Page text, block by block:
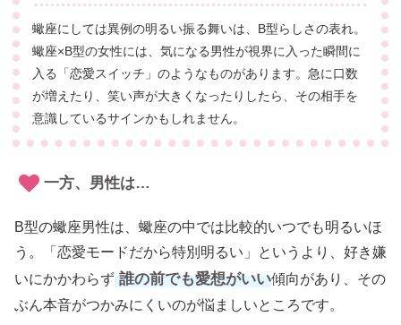
蠍座にしては異例の明るい振る舞いは、B型らしさの表れ。
蠍座×B型の女性には、気になる男性が視界に入った瞬間に
入る「恋愛スイッチ」のようなものがあります。急に口数
が増えたり、笑い声が大きくなったりしたら、その相手を
意識しているサインかもしれません。
一方、男性は…
B型の蠍座男性は、蠍座の中では比較的いつでも明るいほ
う。「恋愛モードだから特別明るい」というより、好き嫌
いにかかわらず 誰の前でも愛想がいい傾向があり、その
ぶん本音がつかみにくいのが悩ましいところです。